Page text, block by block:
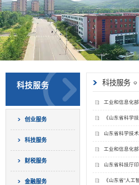
科技服务
创业服务
科技服务
财税服务
金融服务
科技服务